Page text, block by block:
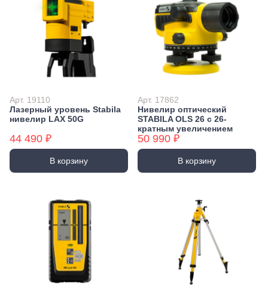
Арт. 19110
Лазерный уровень Stabila
нивелир LAX 50G
44 490 ₽
В корзину
Арт. 17862
Нивелир оптический
STABILA OLS 26 с 26-
кратным увеличением
50 990 ₽
В корзину